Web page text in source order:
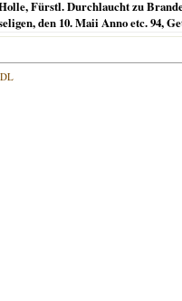
Fürstl. Durchlaucht zu
den 10. Maii Anno etc. 94,